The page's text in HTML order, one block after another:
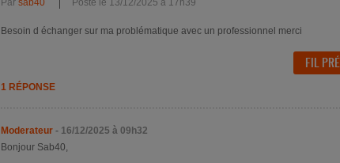
Besoin d échanger sur ma problématique avec un professionnel merci
FIL
1 RÉPONSE
Moderateur - 16/12/2025 à 09h32
Bonjour Sab40,